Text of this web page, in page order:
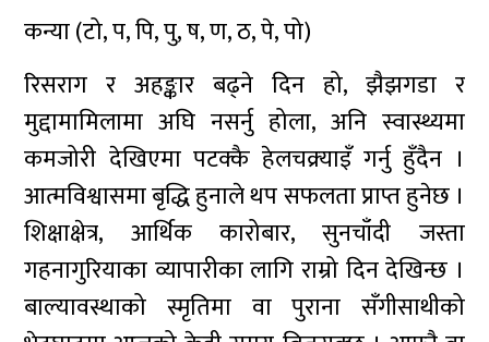
कन्या (टो, प, पि, पु, ष, ण, ठ, पे, पो)
रिसराग र अहङ्कार बढ्ने दिन हो, झैझगडा र
मुद्दामामिलामा अघि नसर्नु होला, अनि स्वास्थ्यमा
कमजोरी देखिएमा पटक्कै हेलचक्र्याइँ गर्नु हुँदैन ।
आत्मविश्वासमा बृद्धि हुनाले थप सफलता प्राप्त हुनेछ ।
शिक्षाक्षेत्र, आर्थिक कारोबार, सुनचाँदी जस्ता
गहनागुरियाका व्यापारीका लागि राम्रो दिन देखिन्छ ।
बाल्यावस्थाको स्मृतिमा वा पुराना सँगीसाथीको